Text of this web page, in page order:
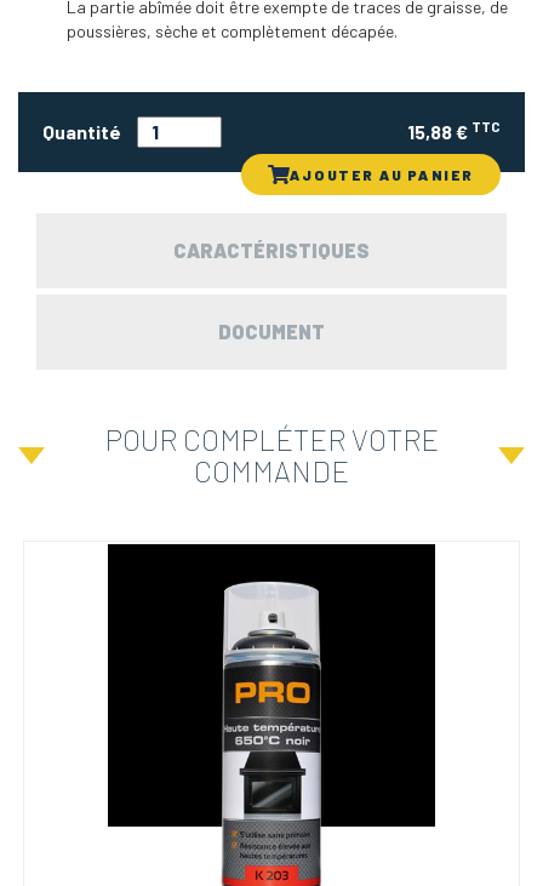
La partie abîmée doit être exempte de traces de graisse, de
poussières, sèche et complètement décapée.
Quantité 15,88 € TTC
AJOUTER AU PANIER
CARACTÉRISTIQUES
DOCUMENT
POUR COMPLÉTER VOTRE
COMMANDE